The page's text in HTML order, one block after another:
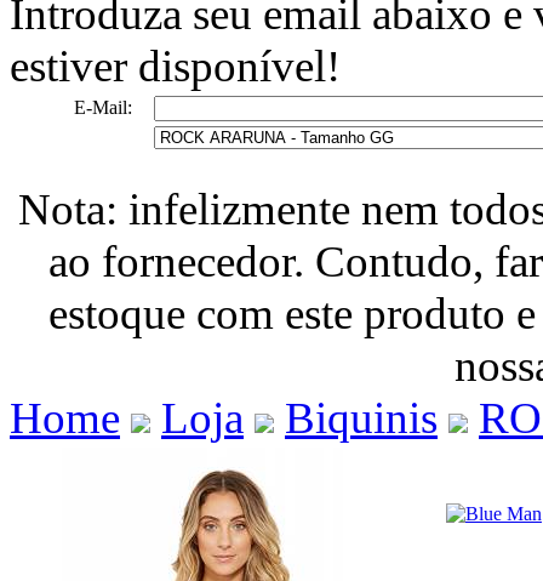
Introduza seu email abaixo
estiver disponível!
E-Mail:
Nota: infelizmente nem
ao fornecedor. Contudo,
estoque com este produto
Home
Loja Biquinis